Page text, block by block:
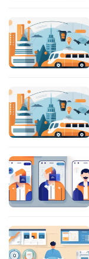
与
支
持
了
解
普
元
联
系
我
们